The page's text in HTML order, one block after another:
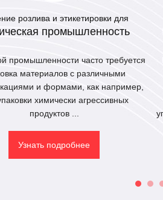
розлива и этикетировки для
промышленность
промышленности часто требуется
материалов с различными
и формами, как например,
химически агрессивных
продуктов ...
Узнать подробнее